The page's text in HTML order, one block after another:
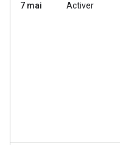
7 mai Activer